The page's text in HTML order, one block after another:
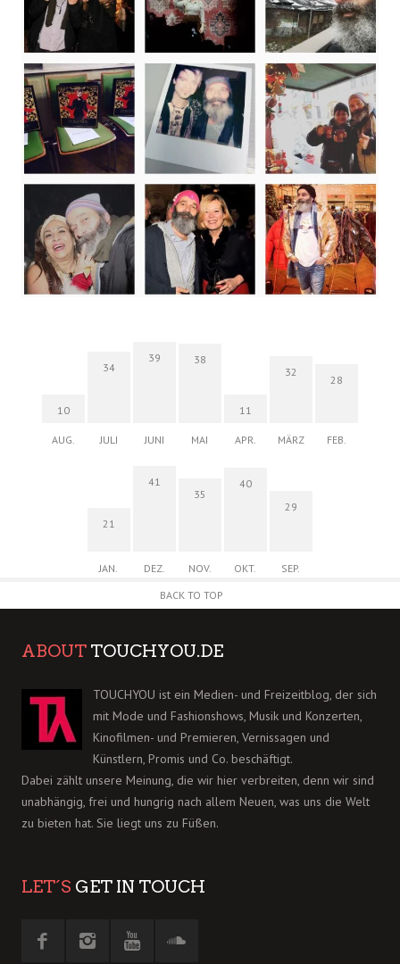
10
AUG.
34
JULI
39
JUNI
38
MAI
11
APR.
32
MÄRZ
28
FEB.
21
JAN.
41
DEZ.
35
NOV.
40
OKT.
29
SEP.
BACK TO TOP
ABOUT TOUCHYOU.DE
TOUCHYOU ist ein Medien- und Freizeitblog, der sich
mit Mode und Fashionshows, Musik und Konzerten,
Kinofilmen- und Premieren, Vernissagen und
Künstlern, Promis und Co. beschäftigt.
Dabei zählt unsere Meinung, die wir hier verbreiten, denn wir sind
unabhängig, frei und hungrig nach allem Neuen, was uns die Welt
zu bieten hat. Sie liegt uns zu Füßen.
LET´S GET IN TOUCH